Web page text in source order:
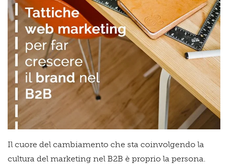
Il cuore del cambiamento che sta coinvolgendo la
cultura del marketing nel B2B è proprio la persona.